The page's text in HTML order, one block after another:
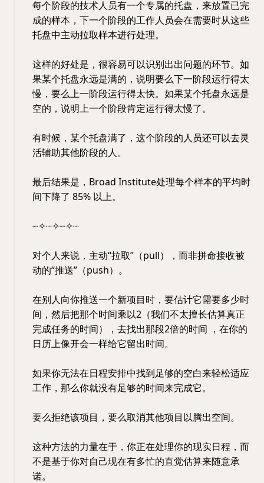
每个阶段的技术人员有一个专属的托盘，来放置已完
成的样本，下一个阶段的工作人员会在需要时从这些
托盘中主动拉取样本进行处理。
这样的好处是，很容易可以识别出出问题的环节。如
果某个托盘永远是满的，说明要么下一阶段运行得太
慢，要么上一阶段运行得太快。如果某个托盘永远是
空的，说明上一个阶段肯定运行得太慢了。
有时候，某个托盘满了，这个阶段的人员还可以去灵
活辅助其他阶段的人。
最后结果是，Broad Institute处理每个样本的平均时
间下降了 85% 以上。
┈✧┈✧┈✧┈
对个人来说，主动“拉取”（pull），而非拼命接收被
动的“推送”（push）。
在别人向你推送一个新项目时，要估计它需要多少时
间，然后把那个时间乘以2（我们不太擅长估算真正
完成任务的时间），去找出那段2倍的时间 ，在你的
日历上像开会一样给它留出时间。
如果你无法在日程安排中找到足够的空白来轻松适应
工作，那么你就没有足够的时间来完成它。
要么拒绝该项目，要么取消其他项目以腾出空间。
这种方法的力量在于，你正在处理你的现实日程，而
不是基于你对自己现在有多忙的直觉估算来随意承
诺。